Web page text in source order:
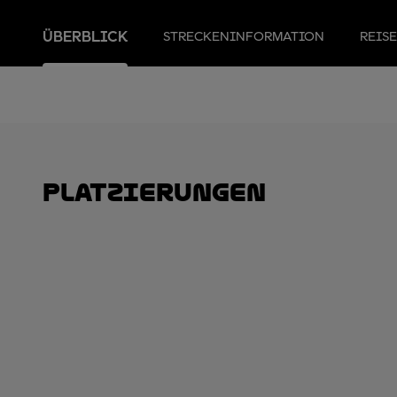
ÜBERBLICK STRECKENINFORMATION
Platzierungen